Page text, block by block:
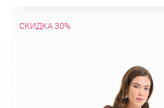
СКИДКА 30%